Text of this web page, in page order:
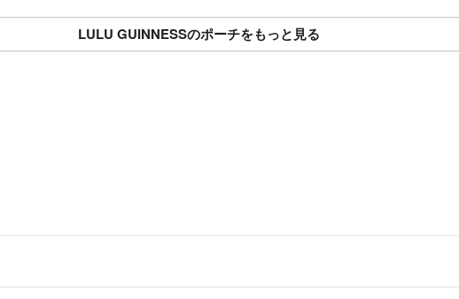
LULU GUINNESSのポーチをもっと見る